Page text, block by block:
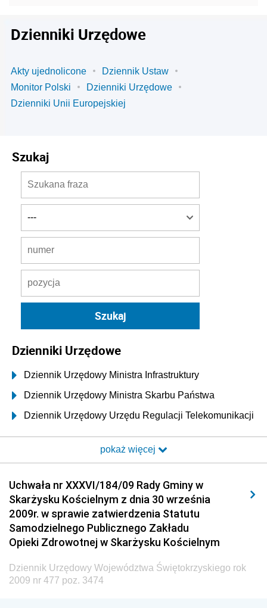
Dzienniki Urzędowe
Akty ujednolicone
Dziennik Ustaw
Monitor Polski
Dzienniki Urzędowe
Dzienniki Unii Europejskiej
Szukaj
Dzienniki Urzędowe
Dziennik Urzędowy Ministra Infrastruktury
Dziennik Urzędowy Ministra Skarbu Państwa
Dziennik Urzędowy Urzędu Regulacji Telekomunikacji
Dziennik Urzędowy Ministra Transportu i Budownictwa
Elektronicznej
Dziennik Urzędowy Ministra Spraw Wewnętrznych i
Administracji
Dziennik Urzędowy Ministra Transportu
Dziennik Urzędowy Ministra Budownictwa
Dziennik Urzędowy Ministra Nauki i Szkolnictwa
pokaż więcej
Uchwała nr XXXVI/184/09 Rady Gminy w
Skarżysku Kościelnym z dnia 30 września
2009r. w sprawie zatwierdzenia Statutu
Samodzielnego Publicznego Zakładu
Opieki Zdrowotnej w Skarżysku Kościelnym
Dziennik Urzędowy Województwa Świętokrzyskiego rok
2009 nr 477 poz. 3474